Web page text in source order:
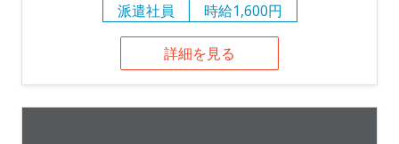
派遣社員
時給1,600円
詳細を見る